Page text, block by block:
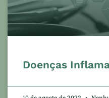
Doenças